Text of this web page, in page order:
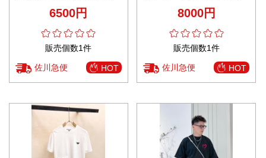
6500円
販売個数1件
佐川急便 HOT
8000円
販売個数1件
佐川急便 HOT